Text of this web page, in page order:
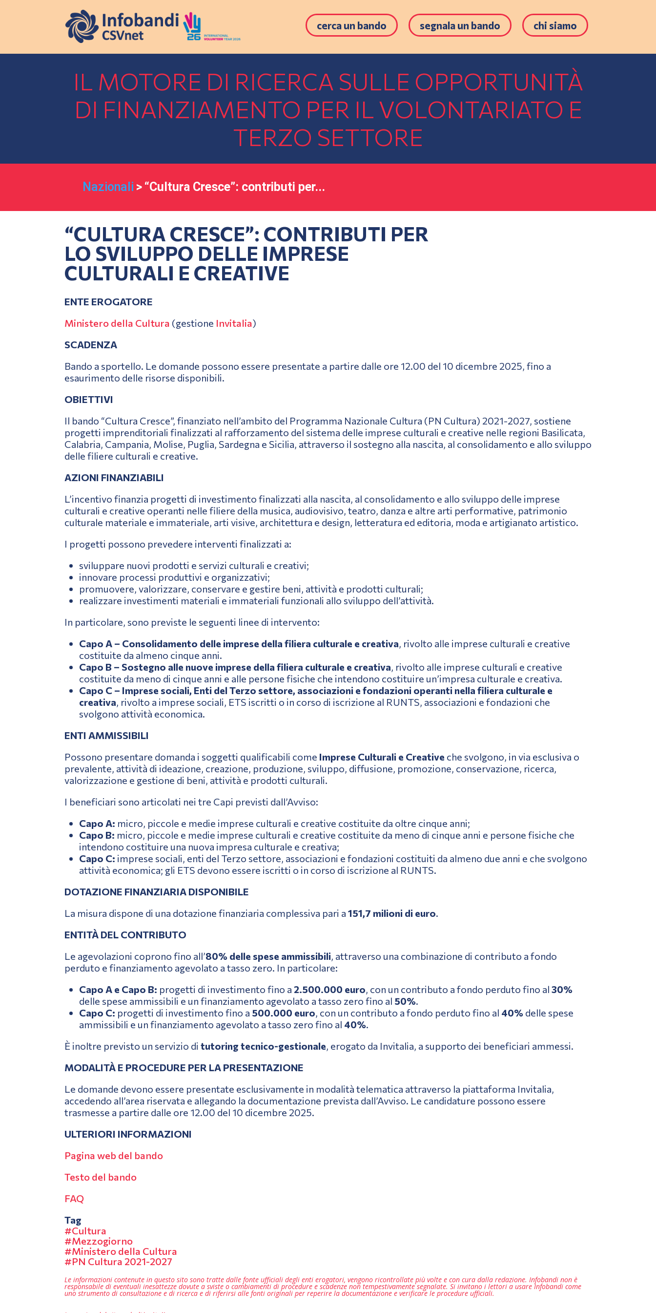
cerca un bando segnala un bando chi siamo
IL MOTORE DI RICERCA SULLE OPPORTUNITÀ
DI FINANZIAMENTO PER IL VOLONTARIATO E
TERZO SETTORE
Nazionali > “Cultura Cresce”: contributi per...
“CULTURA CRESCE”: CONTRIBUTI PER
LO SVILUPPO DELLE IMPRESE
CULTURALI E CREATIVE
ENTE EROGATORE
Ministero della Cultura (gestione Invitalia)
SCADENZA
Bando a sportello. Le domande possono essere presentate a partire dalle ore 12.00 del 10 dicembre 2025, fino a
esaurimento delle risorse disponibili.
OBIETTIVI
Il bando “Cultura Cresce”, finanziato nell’ambito del Programma Nazionale Cultura (PN Cultura) 2021-2027, sostiene
progetti imprenditoriali finalizzati al rafforzamento del sistema delle imprese culturali e creative nelle regioni Basilicata,
Calabria, Campania, Molise, Puglia, Sardegna e Sicilia, attraverso il sostegno alla nascita, al consolidamento e allo sviluppo
delle filiere culturali e creative.
AZIONI FINANZIABILI
L’incentivo finanzia progetti di investimento finalizzati alla nascita, al consolidamento e allo sviluppo delle imprese
culturali e creative operanti nelle filiere della musica, audiovisivo, teatro, danza e altre arti performative, patrimonio
culturale materiale e immateriale, arti visive, architettura e design, letteratura ed editoria, moda e artigianato artistico.
I progetti possono prevedere interventi finalizzati a:
sviluppare nuovi prodotti e servizi culturali e creativi;
innovare processi produttivi e organizzativi;
promuovere, valorizzare, conservare e gestire beni, attività e prodotti culturali;
realizzare investimenti materiali e immateriali funzionali allo sviluppo dell’attività.
In particolare, sono previste le seguenti linee di intervento:
Capo A – Consolidamento delle imprese della filiera culturale e creativa, rivolto alle imprese culturali e creative
costituite da almeno cinque anni.
Capo B – Sostegno alle nuove imprese della filiera culturale e creativa, rivolto alle imprese culturali e creative
costituite da meno di cinque anni e alle persone fisiche che intendono costituire un’impresa culturale e creativa.
Capo C – Imprese sociali, Enti del Terzo settore, associazioni e fondazioni operanti nella filiera culturale e
creativa, rivolto a imprese sociali, ETS iscritti o in corso di iscrizione al RUNTS, associazioni e fondazioni che
svolgono attività economica.
ENTI AMMISSIBILI
Possono presentare domanda i soggetti qualificabili come Imprese Culturali e Creative che svolgono, in via esclusiva o
prevalente, attività di ideazione, creazione, produzione, sviluppo, diffusione, promozione, conservazione, ricerca,
valorizzazione e gestione di beni, attività e prodotti culturali.
I beneficiari sono articolati nei tre Capi previsti dall’Avviso:
Capo A: micro, piccole e medie imprese culturali e creative costituite da oltre cinque anni;
Capo B: micro, piccole e medie imprese culturali e creative costituite da meno di cinque anni e persone fisiche che
intendono costituire una nuova impresa culturale e creativa;
Capo C: imprese sociali, enti del Terzo settore, associazioni e fondazioni costituiti da almeno due anni e che svolgono
attività economica; gli ETS devono essere iscritti o in corso di iscrizione al RUNTS.
DOTAZIONE FINANZIARIA DISPONIBILE
La misura dispone di una dotazione finanziaria complessiva pari a 151,7 milioni di euro.
ENTITÀ DEL CONTRIBUTO
Le agevolazioni coprono fino all’80% delle spese ammissibili, attraverso una combinazione di contributo a fondo
perduto e finanziamento agevolato a tasso zero. In particolare:
Capo A e Capo B: progetti di investimento fino a 2.500.000 euro, con un contributo a fondo perduto fino al 30%
delle spese ammissibili e un finanziamento agevolato a tasso zero fino al 50%.
Capo C: progetti di investimento fino a 500.000 euro, con un contributo a fondo perduto fino al 40% delle spese
ammissibili e un finanziamento agevolato a tasso zero fino al 40%.
È inoltre previsto un servizio di tutoring tecnico-gestionale, erogato da Invitalia, a supporto dei beneficiari ammessi.
MODALITÀ E PROCEDURE PER LA PRESENTAZIONE
Le domande devono essere presentate esclusivamente in modalità telematica attraverso la piattaforma Invitalia,
accedendo all’area riservata e allegando la documentazione prevista dall’Avviso. Le candidature possono essere
trasmesse a partire dalle ore 12.00 del 10 dicembre 2025.
ULTERIORI INFORMAZIONI
Pagina web del bando
Testo del bando
FAQ
Tag
Cultura
Mezzogiorno
Ministero della Cultura
PN Cultura 2021-2027
Le informazioni contenute in questo sito sono tratte dalle fonte ufficiali degli enti erogatori, vengono ricontrollate più volte e con cura dalla redazione. Infobandi non è
responsabile di eventuali inesattezze dovute a sviste o cambiamenti di procedure e scadenze non tempestivamente segnalate. Si invitano i lettori a usare Infobandi come
uno strumento di consultazione e di ricerca e di riferirsi alle fonti originali per reperire la documentazione e verificare le procedure ufficiali.